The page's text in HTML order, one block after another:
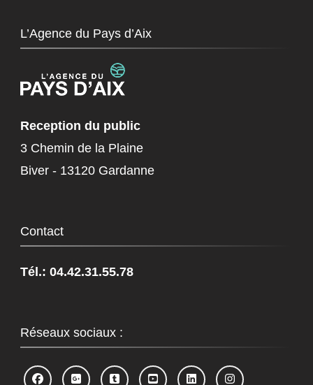
L’Agence du Pays d’Aix
Reception du public
3 Chemin de la Plaine
Biver - 13120 Gardanne
Contact
Tél.: 04.42.31.55.78
Réseaux sociaux :